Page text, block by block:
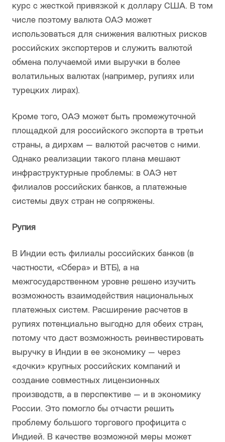
курс с жесткой привязкой к доллару США. В том
числе поэтому валюта ОАЭ может
использоваться для снижения валютных рисков
российских экспортеров и служить валютой
обмена получаемой ими выручки в более
волатильных валютах (например, рупиях или
турецких лирах).
Кроме того, ОАЭ может быть промежуточной
площадкой для российского экспорта в третьи
страны, а дирхам — валютой расчетов с ними.
Однако реализации такого плана мешают
инфраструктурные проблемы: в ОАЭ нет
филиалов российских банков, а платежные
системы двух стран не сопряжены.
Рупия
В Индии есть филиалы российских банков (в
частности, «Сбера» и ВТБ), а на
межгосударственном уровне решено изучить
возможность взаимодействия национальных
платежных систем. Расширение расчетов в
рупиях потенциально выгодно для обеих стран,
потому что даст возможность реинвестировать
выручку в Индии в ее экономику — через
«дочки» крупных российских компаний и
создание совместных лицензионных
производств, а в перспективе — и в экономику
России. Это помогло бы отчасти решить
проблему большого торгового профицита с
Индией. В качестве возможной меры может